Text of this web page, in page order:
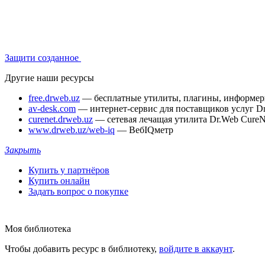
Защити созданное
Другие наши ресурсы
free.drweb.uz — бесплатные утилиты, плагины,
av-desk.com — интернет-сервис для поставщиков услуг
curenet.drweb.uz — сетевая лечащая утилита Dr.Web
www.drweb.uz/web-iq — ВебIQметр
Закрыть
Купить у партнёров
Купить онлайн
Задать вопрос о покупке
Моя библиотека
Чтобы добавить ресурс в библиотеку, войдите в аккаунт.